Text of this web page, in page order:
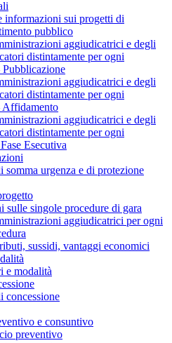
informazioni sui progetti di
pubblico
aggiudicatrici e degli
distintamente per ogni
Pubblicazione
aggiudicatrici e degli
distintamente per ogni
Affidamento
aggiudicatrici e degli
distintamente per ogni
Esecutiva
somma urgenza e di protezione
sulle singole procedure di gara
aggiudicatrici per ogni
sussidi, vantaggi economici
e modalità
concessione
e consuntivo
preventivo